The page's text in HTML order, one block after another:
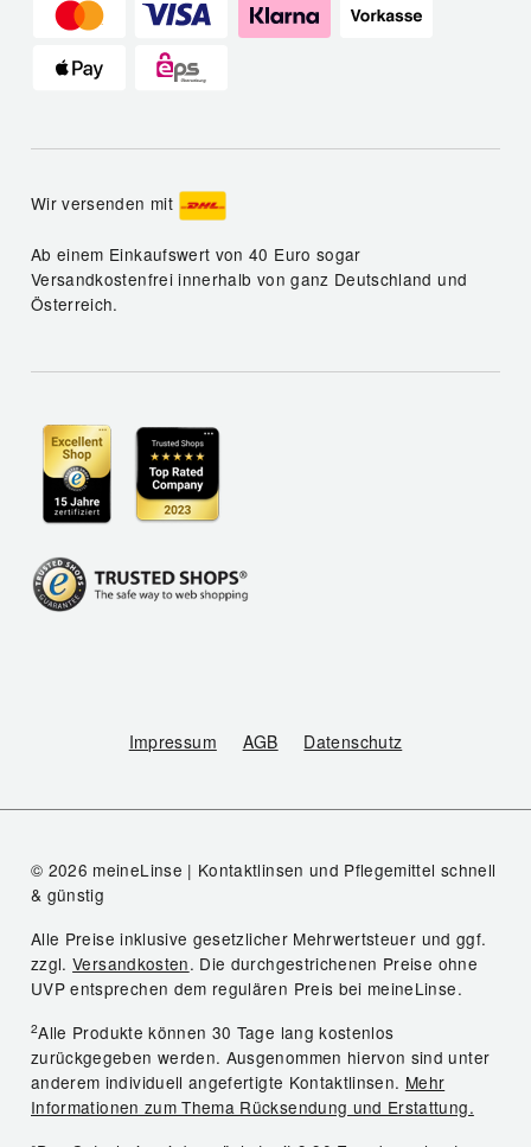
Wir versenden mit
Ab einem Einkaufswert von 40 Euro sogar
Versandkostenfrei innerhalb von ganz Deutschland und
Österreich.
Impressum AGB Datenschutz
© 2026 meineLinse | Kontaktlinsen und Pflegemittel schnell
& günstig
Alle Preise inklusive gesetzlicher Mehrwertsteuer und ggf.
zzgl.Versandkosten. Die durchgestrichenen Preise ohne
UVP entsprechen dem regulären Preis bei meineLinse.
2Alle Produkte können 30 Tage lang kostenlos
zurückgegeben werden. Ausgenommen hiervon sind unter
anderem individuell angefertigte Kontaktlinsen. Mehr
Informationen zum Thema Rücksendung und Erstattung.